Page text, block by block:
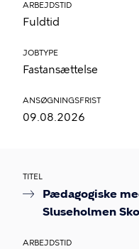
ARBEJDSTID
Fuldtid
JOBTYPE
Fastansættelse
ANSØGNINGSFRIST
09.08.2026
TITEL
Pædagogiske
Sluseholmen
ARBEJDSTID